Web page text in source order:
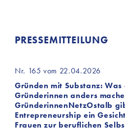
PRESSEMITTEILUNG
Nr. 165 vom 22.04.2026
Gründen mit Substanz:
Gründerinnen anders
GründerinnenNetzOstalb
Entrepreneurship ein
Frauen zur beruflichen